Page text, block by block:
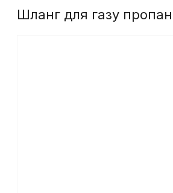
Шланг для газу